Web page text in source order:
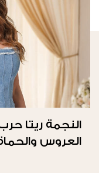
النجمة ريتا
العروس